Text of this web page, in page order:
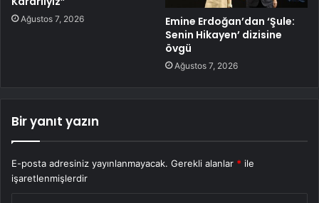
Ağustos 7, 2026
Emine Erdoğan’dan ‘Şule:
Senin Hikayen’ dizisine
övgü
Ağustos 7, 2026
Bir yanıt yazın
E-posta adresiniz yayınlanmayacak. Gerekli alanlar * ile
işaretlenmişlerdir